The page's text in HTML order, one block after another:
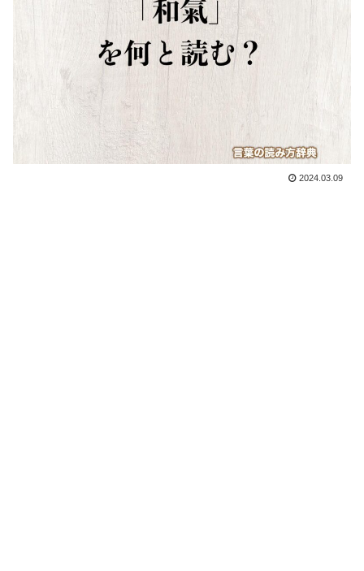
2024.03.09